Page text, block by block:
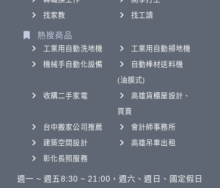
找家教
找工讀
熱搜商品
工業用自動洗地機
工業用自動掃地機
機械手自動化設備
自動棒材送料機
(油膜式)
收購二手家電
高雄貨櫃屋設計、
買賣
台中搬家公司推薦
會計師事務所
建築空間設計
高雄吊車出租
彰化長照服務
週一 ~ 週五8:30 ~ 21:00，週六、週日、國定假日